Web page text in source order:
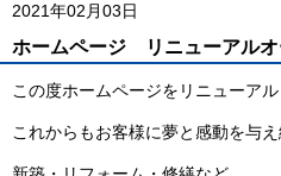
2021年02月03日
ホームページ リニューアルオ
この度ホームページをリニューア
これからもお客様に夢と感動を与